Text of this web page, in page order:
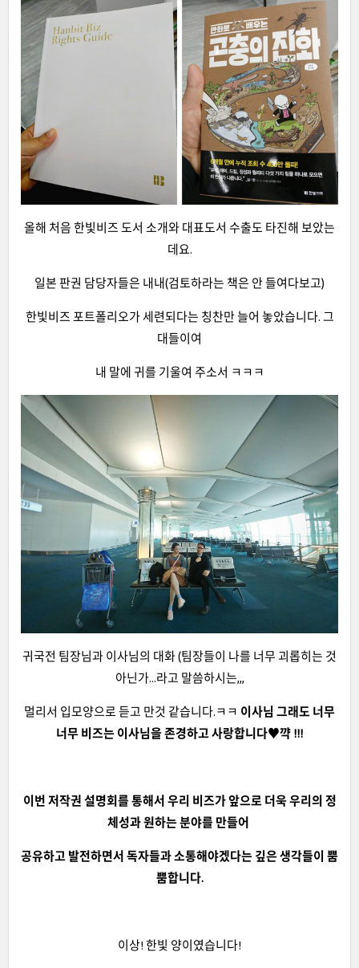
올해 처음 한빛비즈 도서 소개와 대표도서 수출도 타진해 보았는
데요.
일본 판권 담당자들은 내내(검토하라는 책은 안 들여다보고)
한빛비즈 포트폴리오가 세련되다는 칭찬만 늘어 놓았습니다. 그
대들이여
내 말에 귀를 기울여 주소서 ㅋㅋㅋ
귀국전 팀장님과 이사님의 대화 (팀장들이 나를 너무 괴롭히는 것
아닌가...라고 말씀하시는,,,
멀리서 입모양으로 듣고 만것 같습니다.ㅋㅋ 이사님 그래도 너무
너무 비즈는 이사님을 존경하고 사랑합니다♥꺅 !!!
이번 저작권 설명회를 통해서 우리 비즈가 앞으로 더욱 우리의 정
체성과 원하는 분야를 만들어
공유하고 발전하면서 독자들과 소통해야겠다는 깊은 생각들이 뿜
뿜합니다.
이상! 한빛 양이였습니다!